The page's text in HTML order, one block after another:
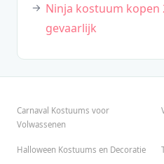
Ninja kostuum kopen
gevaarlijk
Carnaval Kostuums voor
Volwassenen
Halloween Kostuums en Decoratie